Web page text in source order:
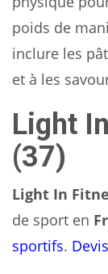
poids de
inclure les
et à les
Light
(37)
Light In
de sport en
sportifs.